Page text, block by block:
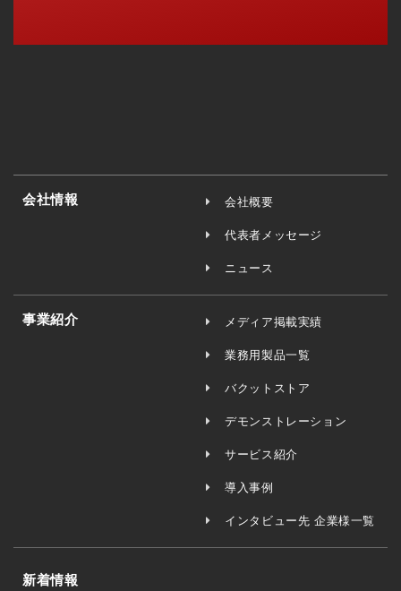
会社情報 会社概要
代表者メッセージ
ニュース
事業紹介 メディア掲載実績
業務用製品一覧
バクットストア
デモンストレーション
サービス紹介
導入事例
インタビュー先 企業様一覧
新着情報